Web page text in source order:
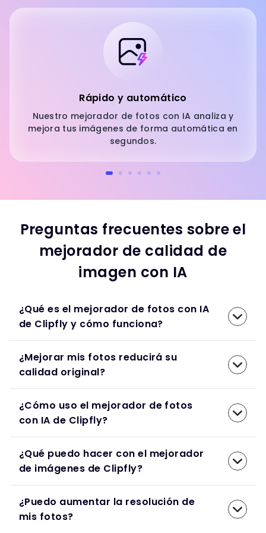
Rápido y automático
Nuestro mejorador de fotos con IA analiza y
mejora tus imágenes de forma automática en
segundos.
Preguntas frecuentes sobre el
mejorador de calidad de
imagen con IA
¿Qué es el mejorador de fotos con IA
de Clipfly y cómo funciona?
¿Mejorar mis fotos reducirá su
calidad original?
¿Cómo uso el mejorador de fotos
con IA de Clipfly?
¿Qué puedo hacer con el mejorador
de imágenes de Clipfly?
¿Puedo aumentar la resolución de
mis fotos?